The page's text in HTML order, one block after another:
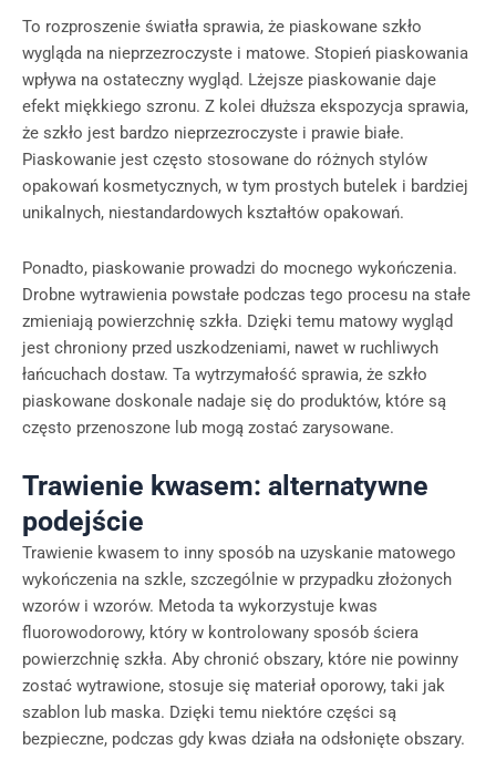
To rozproszenie światła sprawia, że piaskowane szkło
wygląda na nieprzezroczyste i matowe. Stopień piaskowania
wpływa na ostateczny wygląd. Lżejsze piaskowanie daje
efekt miękkiego szronu. Z kolei dłuższa ekspozycja sprawia,
że szkło jest bardzo nieprzezroczyste i prawie białe.
Piaskowanie jest często stosowane do różnych stylów
opakowań kosmetycznych, w tym prostych butelek i bardziej
unikalnych, niestandardowych kształtów opakowań.
Ponadto, piaskowanie prowadzi do mocnego wykończenia.
Drobne wytrawienia powstałe podczas tego procesu na stałe
zmieniają powierzchnię szkła. Dzięki temu matowy wygląd
jest chroniony przed uszkodzeniami, nawet w ruchliwych
łańcuchach dostaw. Ta wytrzymałość sprawia, że szkło
piaskowane doskonale nadaje się do produktów, które są
często przenoszone lub mogą zostać zarysowane.
Trawienie kwasem: alternatywne
podejście
Trawienie kwasem to inny sposób na uzyskanie matowego
wykończenia na szkle, szczególnie w przypadku złożonych
wzorów i wzorów. Metoda ta wykorzystuje kwas
fluorowodorowy, który w kontrolowany sposób ściera
powierzchnię szkła. Aby chronić obszary, które nie powinny
zostać wytrawione, stosuje się materiał oporowy, taki jak
szablon lub maska. Dzięki temu niektóre części są
bezpieczne, podczas gdy kwas działa na odsłonięte obszary.